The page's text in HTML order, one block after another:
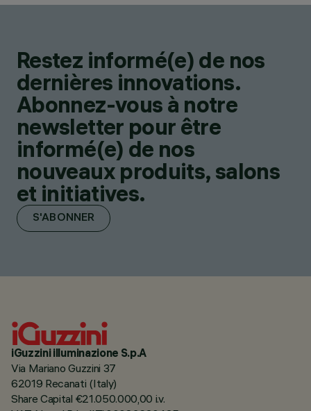
Restez informé(e) de nos
dernières innovations.
Abonnez-vous à notre
newsletter pour être
informé(e) de nos
nouveaux produits, salons
et initiatives.
S'ABONNER
iGuzzini illuminazione S.p.A
Via Mariano Guzzini 37
62019 Recanati (Italy)
Share Capital €21.050.000,00 i.v.